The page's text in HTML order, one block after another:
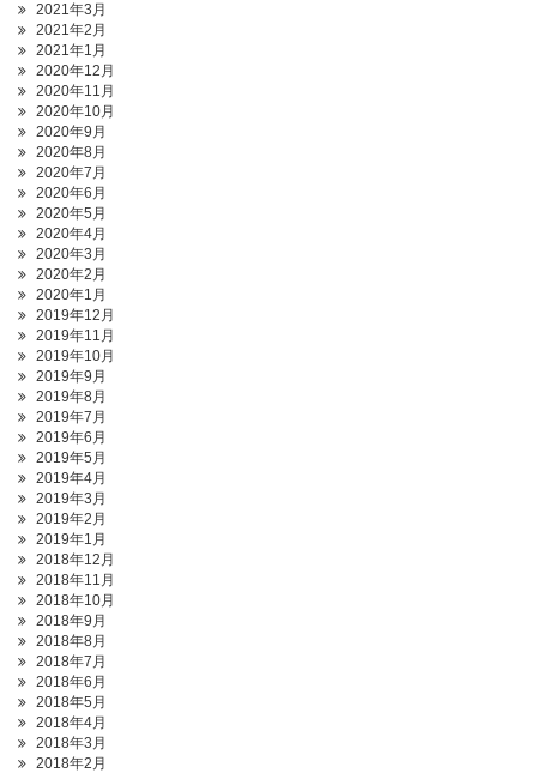
2021年3月
2021年2月
2021年1月
2020年12月
2020年11月
2020年10月
2020年9月
2020年8月
2020年7月
2020年6月
2020年5月
2020年4月
2020年3月
2020年2月
2020年1月
2019年12月
2019年11月
2019年10月
2019年9月
2019年8月
2019年7月
2019年6月
2019年5月
2019年4月
2019年3月
2019年2月
2019年1月
2018年12月
2018年11月
2018年10月
2018年9月
2018年8月
2018年7月
2018年6月
2018年5月
2018年4月
2018年3月
2018年2月